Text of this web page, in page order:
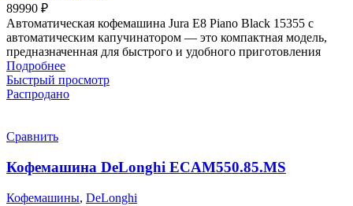
89990 ₽
Автоматическая кофемашина Jura E8 Piano Black 15355 с
автоматическим капучинатором — это компактная модель,
предназначенная для быстрого и удобного приготовления
Подробнее
Быстрый просмотр
Распродано
Сравнить
Кофемашина DeLonghi ECAM550.85.MS
Кофемашины, DeLonghi